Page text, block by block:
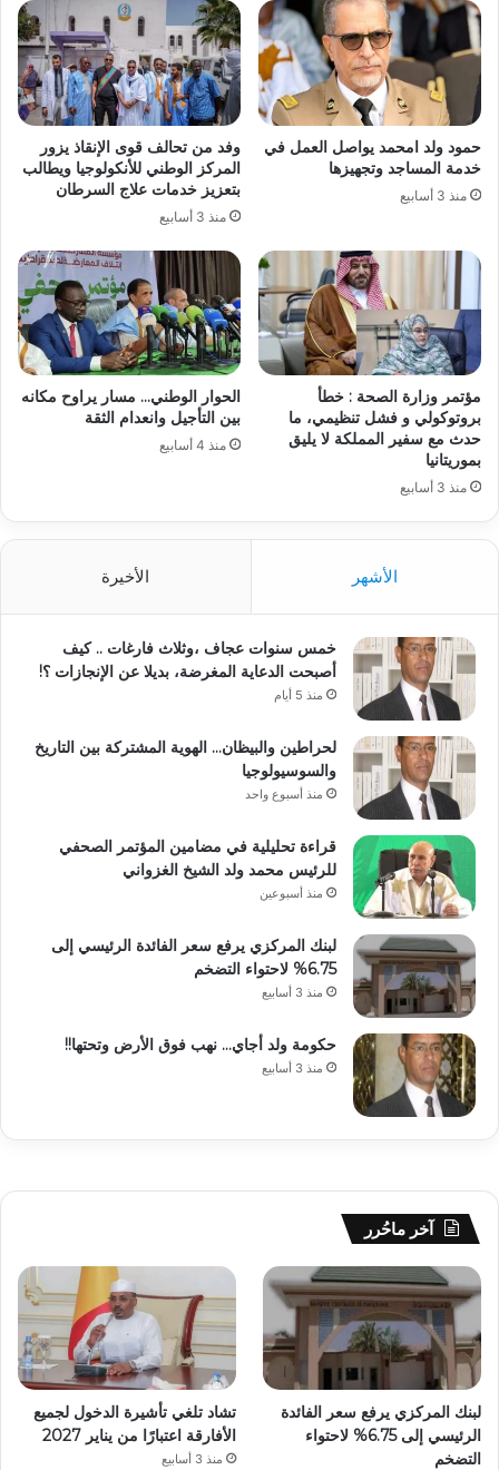
حمود ولد امحمد يواصل العمل في
خدمة المساجد وتجهيزها
منذ 3 أسابيع
وفد من تحالف قوى الإنقاذ يزور
المركز الوطني للأنكولوجيا ويطالب
بتعزيز خدمات علاج السرطان
منذ 3 أسابيع
مؤتمر وزارة الصحة : خطأ
بروتوكولي و فشل تنظيمي، ما
حدث مع سفير المملكة لا يليق
بموريتانيا
منذ 3 أسابيع
الحوار الوطني… مسار يراوح مكانه
بين التأجيل وانعدام الثقة
منذ 4 أسابيع
الأشهر الأخيرة
خمس سنوات عجاف ،وثلاث فارغات .. كيف
أصبحت الدعاية المغرضة، بديلا عن الإنجازات ؟!
منذ 5 أيام
لحراطين والبيظان… الهوية المشتركة بين التاريخ
والسوسيولوجيا
منذ أسبوع واحد
قراءة تحليلية في مضامين المؤتمر الصحفي
للرئيس محمد ولد الشيخ الغزواني
منذ أسبوعين
لبنك المركزي يرفع سعر الفائدة الرئيسي إلى
6.75% لاحتواء التضخم
منذ 3 أسابيع
حكومة ولد أجاي… نهب فوق الأرض وتحتها!!
منذ 3 أسابيع
آخر ماحُرر
لبنك المركزي يرفع سعر الفائدة
الرئيسي إلى 6.75% لاحتواء
التضخم
تشاد تلغي تأشيرة الدخول لجميع
الأفارقة اعتبارًا من يناير 2027
منذ 3 أسابيع